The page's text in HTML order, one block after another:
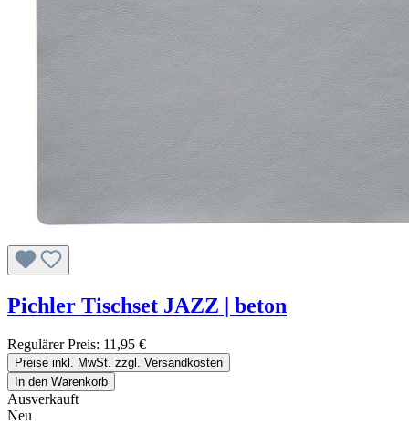
Pichler Tischset JAZZ | beton
Regulärer Preis: 11,95 €
Preise inkl. MwSt. zzgl. Versandkosten
In den Warenkorb
Ausverkauft
Neu